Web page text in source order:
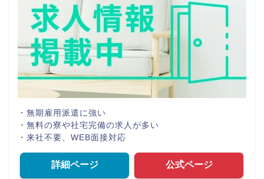
・無期雇用派遣に強い
・無料の寮や社宅完備の求人が多い
・来社不要、WEB面接対応
詳細ページ 公式ページ